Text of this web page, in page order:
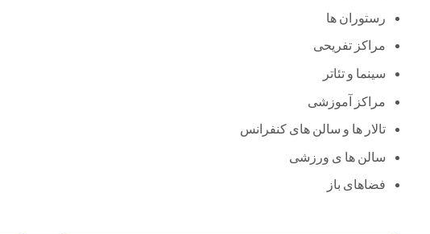
رستوران ها
مراکز تفریحی
سینما و تئاتر
مراکز آموزشی
تالار ها و سالن های کنفرانس
سالن ها ی ورزشی
فضاهای باز